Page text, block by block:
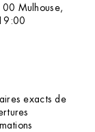
Mulhouse,
exacts de